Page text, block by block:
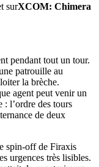
surXCOM: Chimera
pendant tout un tour.
patrouille au
la brèche.
agent peut venir un
: l’ordre des tours
de deux
spin-off de Firaxis
urgences très lisibles.